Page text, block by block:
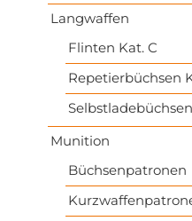
Langwaffen
Flinten Kat. C
Repetierbüchsen
Munition
Büchsenpatronen